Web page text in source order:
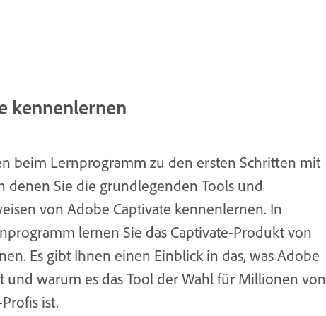
kennenlernen
beim Lernprogramm zu den ersten Schritten mit
denen Sie die grundlegenden Tools und
von Adobe Captivate kennenlernen. In
lernen Sie das Captivate-Produkt von
Es gibt Ihnen einen Einblick in das, was Adobe
und warum es das Tool der Wahl für Millionen von
ist.